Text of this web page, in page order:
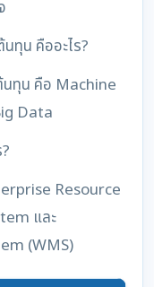
นทุน คืออะไร?
นทุน คือ Machine
Data
Resource
และ
(WMS)